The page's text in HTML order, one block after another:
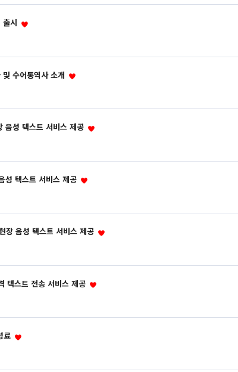
시
및 수어통역사 소개
성 텍스트 서비스 제공
성 텍스트 서비스 제공
장 음성 텍스트 서비스 제공
텍스트 전송 서비스 제공
료